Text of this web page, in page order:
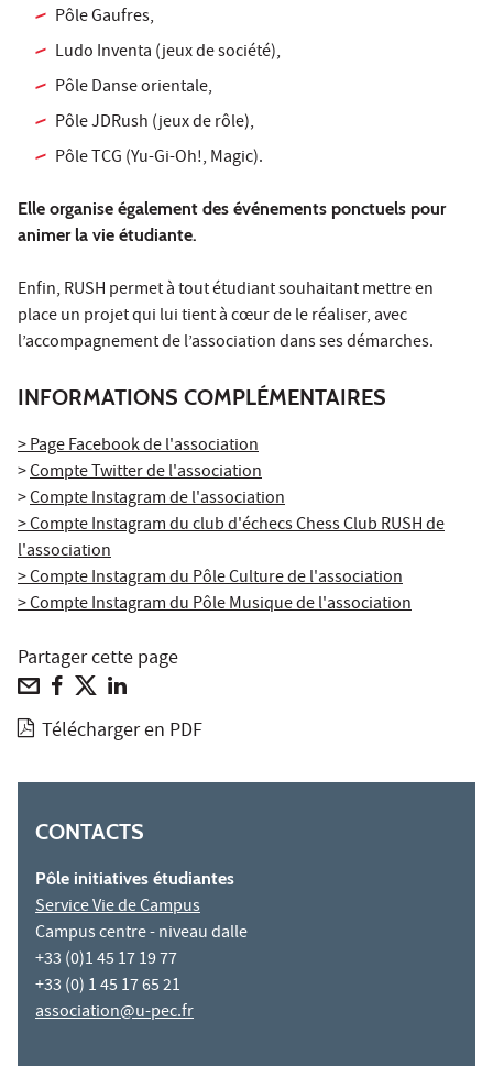
Pôle Gaufres,
Ludo Inventa (jeux de société),
Pôle Danse orientale,
Pôle JDRush (jeux de rôle),
Pôle TCG (Yu-Gi-Oh!, Magic).
Elle organise également des événements ponctuels pour
animer la vie étudiante.
Enfin, RUSH permet à tout étudiant souhaitant mettre en
place un projet qui lui tient à cœur de le réaliser, avec
l’accompagnement de l’association dans ses démarches.
INFORMATIONS COMPLÉMENTAIRES
> Page Facebook de l'association
>Compte Twitter de l'association
>Compte Instagram de l'association
> Compte Instagram du club d'échecs Chess Club RUSH de
l'association
> Compte Instagram du Pôle Culture de l'association
> Compte Instagram du Pôle Musique de l'association
Partager cette page
Télécharger en PDF
CONTACTS
Pôle initiatives étudiantes
Service Vie de Campus
Campus centre - niveau dalle
+33 (0)1 45 17 19 77
+33 (0) 1 45 17 65 21
association@u-pec.fr